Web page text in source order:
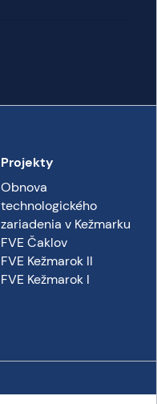
Projekty
Obnova
technologického
zariadenia v Kežmarku
FVE Čaklov
FVE Kežmarok II
FVE Kežmarok I